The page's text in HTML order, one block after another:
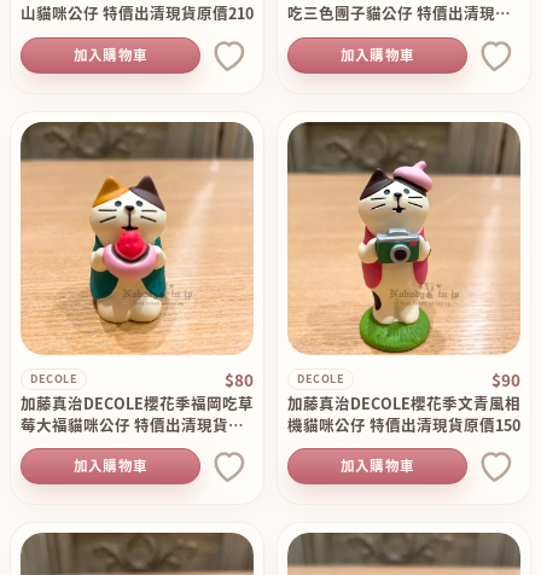
山貓咪公仔 特價出清現貨原價210
加入購物車
吃三色團子貓公仔 特價出清現貨
原價130
加入購物車
DECOLE $80
加藤真治DECOLE櫻花季福岡吃草
莓大福貓咪公仔 特價出清現貨原
價130
加入購物車
DECOLE $90
加藤真治DECOLE櫻花季文青風相
機貓咪公仔 特價出清現貨原價150
加入購物車